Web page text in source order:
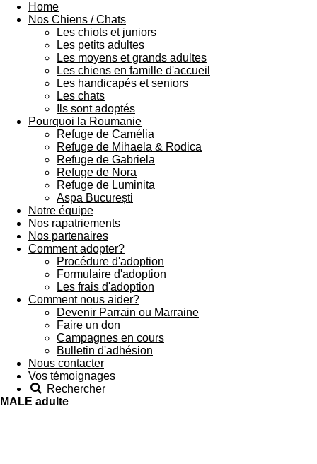
Home
Nos Chiens / Chats
Les chiots et juniors
Les petits adultes
Les moyens et grands adultes
Les chiens en famille d'accueil
Les handicapés et seniors
Les chats
Ils sont adoptés
Pourquoi la Roumanie
Refuge de Camélia
Refuge de Mihaela & Rodica
Refuge de Gabriela
Refuge de Nora
Refuge de Luminita
Aspa București
Notre équipe
Nos rapatriements
Nos partenaires
Comment adopter?
Procédure d'adoption
Formulaire d'adoption
Les frais d'adoption
Comment nous aider?
Devenir Parrain ou Marraine
Faire un don
Campagnes en cours
Bulletin d'adhésion
Nous contacter
Vos témoignages
Rechercher
MALE adulte